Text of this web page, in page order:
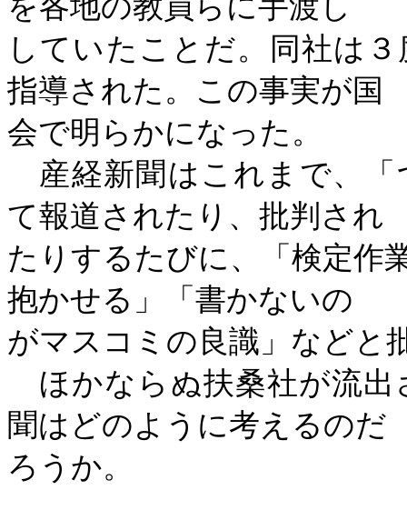
を各地の教員らに手渡し
していたことだ。同社は
指導された。この事実が国
会で明らかになった。
産経新聞はこれまで、「
て報道されたり、批判され
たりするたびに、「検定作
抱かせる」「書かないの
がマスコミの良識」などと
ほかならぬ扶桑社が流出
聞はどのように考えるのだ
ろうか。